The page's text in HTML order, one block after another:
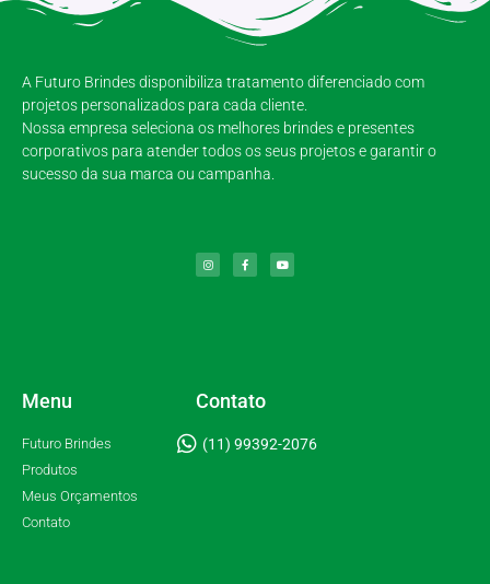
A Futuro Brindes disponibiliza tratamento diferenciado com
projetos personalizados para cada cliente.
Nossa empresa seleciona os melhores brindes e presentes
corporativos para atender todos os seus projetos e garantir o
sucesso da sua marca ou campanha.
Menu
Futuro Brindes
Produtos
Meus Orçamentos
Contato
Contato
(11) 99392-2076